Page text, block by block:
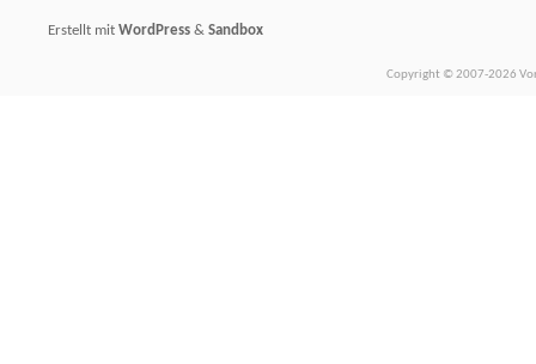
Erstellt mit WordPress & Sandbox
Copyright © 2007-2026